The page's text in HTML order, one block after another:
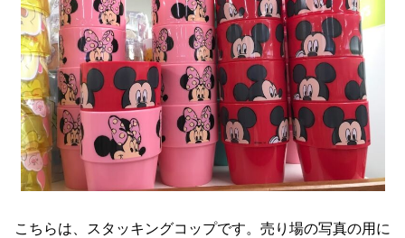
こちらは、スタッキングコップです。売り場の写真の用に